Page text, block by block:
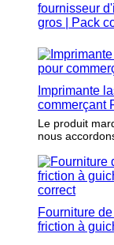
fournisseur
gros | Pack
Imprimante
commerçant
Le produit
nous
Fourniture
friction à